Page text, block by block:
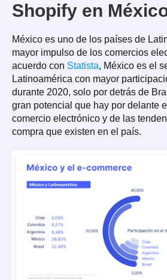
Shopify en
México es uno de los países de
mayor impulso de los comercios
acuerdo con Statista, México es el
Latinoamérica con mayor
durante 2020, solo por detrás de
gran potencial que hay por delante
comercio electrónico y de las
compra que existen en el país.